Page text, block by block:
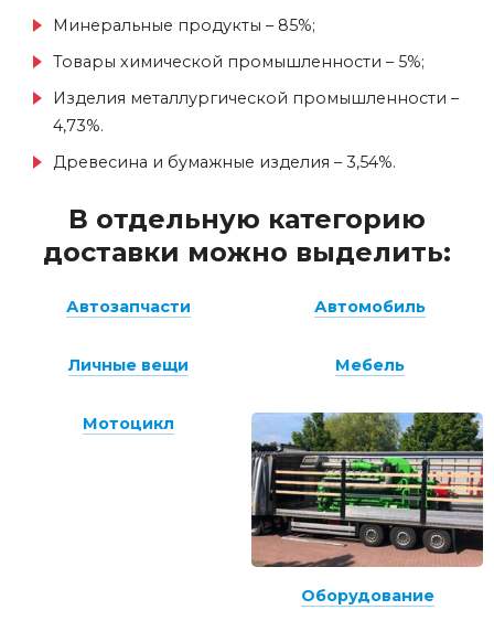
Минеральные продукты – 85%;
Товары химической промышленности – 5%;
Изделия металлургической промышленности –
4,73%.
Древесина и бумажные изделия – 3,54%.
В отдельную категорию
доставки можно выделить:
Автозапчасти Автомобиль
Личные вещи Мебель
Мотоцикл
Оборудование